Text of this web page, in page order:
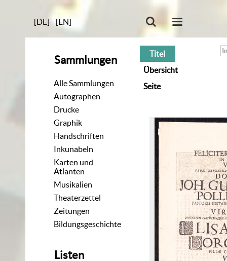
[DE] [EN]
Sammlungen
Alle Sammlungen
Autographen
Drucke
Graphik
Handschriften
Inkunabeln
Karten und
Atlanten
Musikalien
Theaterzettel
Zeitungen
Bildungsgeschichte
Listen
Titel
Übersicht
Seite